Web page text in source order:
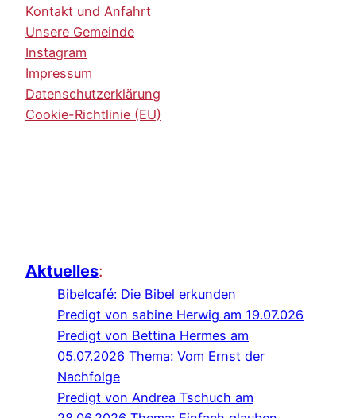
Kontakt und Anfahrt
Unsere Gemeinde
Instagram
Impressum
Datenschutzerklärung
Cookie-Richtlinie (EU)
Aktuelles:
Bibelcafé: Die Bibel erkunden
Predigt von sabine Herwig am 19.07.026
Predigt von Bettina Hermes am
05.07.2026 Thema: Vom Ernst der
Nachfolge
Predigt von Andrea Tschuch am